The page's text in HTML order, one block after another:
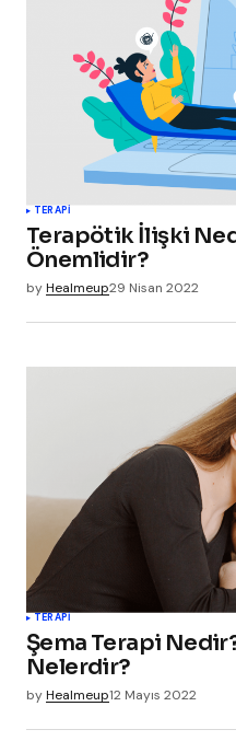
TERAPI
Terapötik İlişki
Önemlidir?
byHealmeup29 Nisan 2022
TERAPI
Şema Terapi
Nelerdir?
byHealmeup12 Mayıs 2022